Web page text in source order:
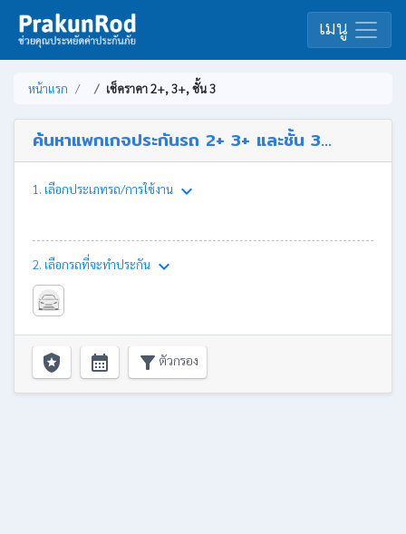
เมนู
หน้าแรก เช็คราคา 2+, 3+, ชั้น 3
ค้นหาแพกเกจประกันรถ 2+ 3+ และชั้น 3...
1. เลือกประเภทรถ/การใช้งาน keyboard_arrow_down
2. เลือกรถที่จะทำประกัน keyboard_arrow_down
local_police calendar_month filter_alt ตัวกรอง